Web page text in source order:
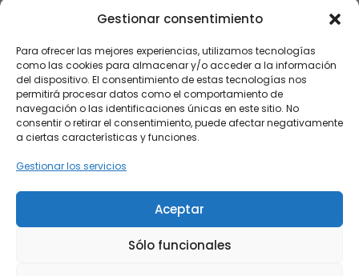
Gestionar consentimiento
Para ofrecer las mejores experiencias, utilizamos tecnologías
como las cookies para almacenar y/o acceder a la información
del dispositivo. El consentimiento de estas tecnologías nos
permitirá procesar datos como el comportamiento de
navegación o las identificaciones únicas en este sitio. No
consentir o retirar el consentimiento, puede afectar negativamente
a ciertas características y funciones.
Gestionar los servicios
Aceptar
Sólo funcionales
destinada a la transformación digital del sector
comercial y artesano en Andalucía, para la mejora del
grado de digitalización, implantación de soluciones
para la transformación digital y la mejora de la